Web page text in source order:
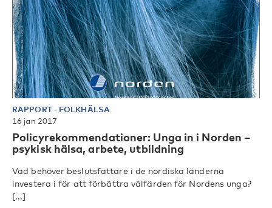
RAPPORT- FOLKHÄLSA
16 jan 2017
Policyrekommendationer: Unga in i Norden –
psykisk hälsa, arbete, utbildning
Vad behöver beslutsfattare i de nordiska länderna
investera i för att förbättra välfärden för Nordens unga?
[...]